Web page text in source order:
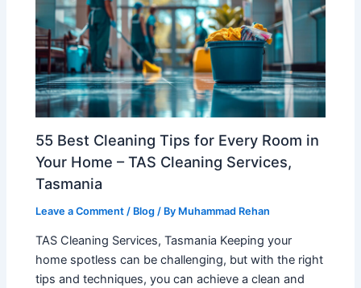
55 Best Cleaning Tips for Every Room in
Your Home – TAS Cleaning Services,
Tasmania
Leave a Comment / Blog / By Muhammad Rehan
TAS Cleaning Services, Tasmania Keeping your
home spotless can be challenging, but with the right
tips and techniques, you can achieve a clean and